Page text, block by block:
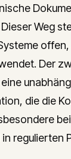
Weg
Der
die die
regulierten